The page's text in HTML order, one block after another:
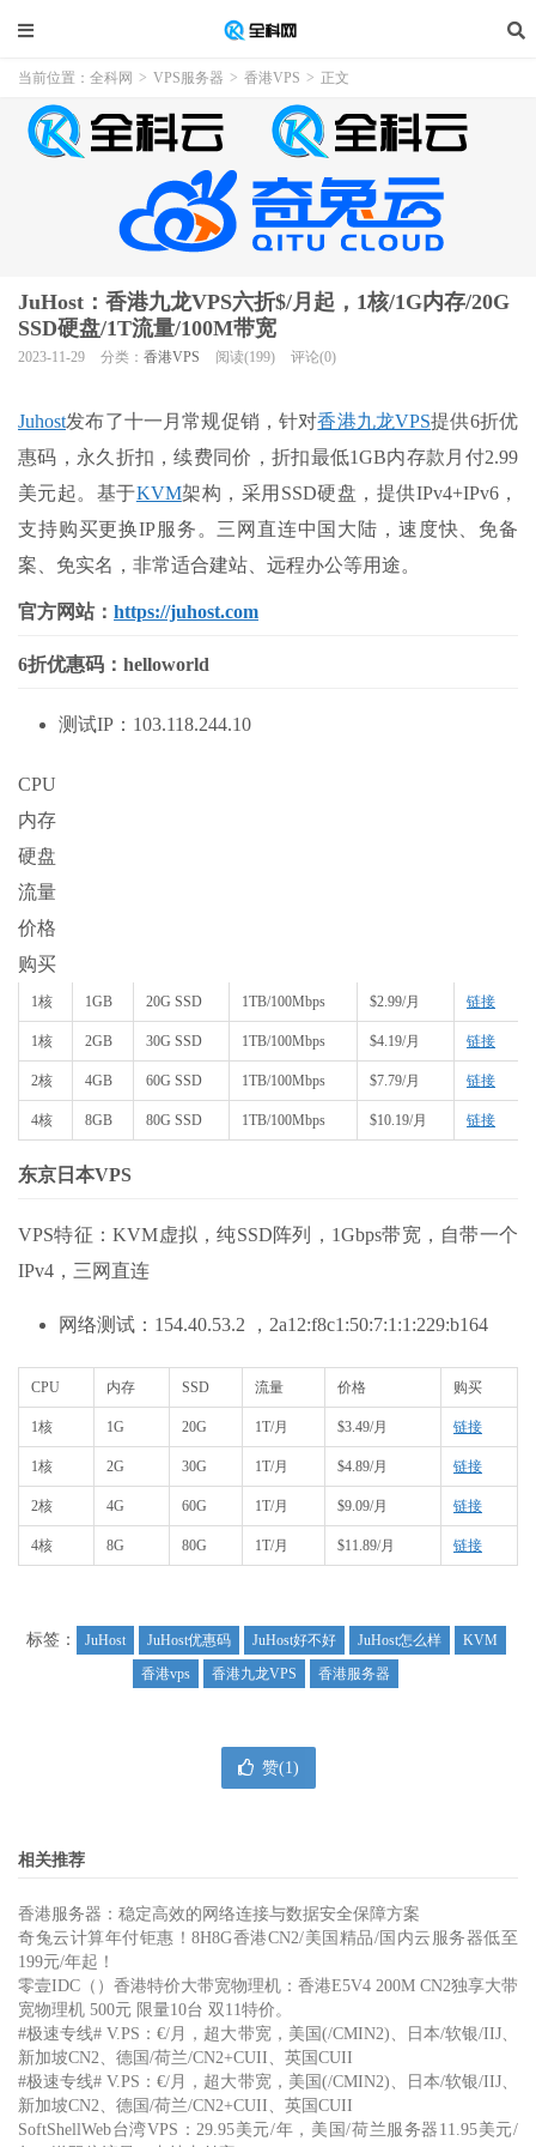
当前位置： 全科网 > VPS服务器 > 香港VPS > 正文
JuHost：香港九龙VPS六折$/月起，1核/1G内存/20G
SSD硬盘/1T流量/100M带宽
2023-11-29 分类： 香港VPS 阅读(199) 评论(0)
Juhost发布了十一月常规促销，针对香港九龙VPS提供6折优
惠码，永久折扣，续费同价，折扣最低1GB内存款月付2.99
美元起。基于KVM架构，采用SSD硬盘，提供IPv4+IPv6，
支持购买更换IP服务。三网直连中国大陆，速度快、免备
案、免实名，非常适合建站、远程办公等用途。
官方网站： https://juhost.com
6折优惠码：helloworld
测试IP：103.118.244.10
CPU
内存
硬盘
流量
价格
购买
1核 1GB 20G SSD 1TB/100Mbps $2.99/月 链接
1核 2GB 30G SSD 1TB/100Mbps $4.19/月 链接
2核 4GB 60G SSD 1TB/100Mbps $7.79/月 链接
4核 8GB 80G SSD 1TB/100Mbps $10.19/月 链接
东京日本VPS
VPS特征：KVM虚拟，纯SSD阵列，1Gbps带宽，自带一个
IPv4，三网直连
网络测试：154.40.53.2 ，2a12:f8c1:50:7:1:1:229:b164
CPU 内存 SSD 流量 价格 购买
1核 1G 20G 1T/月 $3.49/月 链接
1核 2G 30G 1T/月 $4.89/月 链接
2核 4G 60G 1T/月 $9.09/月 链接
4核 8G 80G 1T/月 $11.89/月 链接
标签： JuHost JuHost优惠码 JuHost好不好 JuHost怎么样
KVM
香港vps
香港九龙VPS 香港服务器
赞(1)
相关推荐
香港服务器：稳定高效的网络连接与数据安全保障方案
奇兔云计算年付钜惠！8H8G香港CN2/美国精品/国内云服务器低至
199元/年起！
零壹IDC（）香港特价大带宽物理机：香港E5V4 200M CN2独享大带
宽物理机 500元 限量10台 双11特价。
#极速专线# V.PS：€/月，超大带宽，美国(/CMIN2)、日本/软银/IIJ、
新加坡CN2、德国/荷兰/CN2+CUII、英国CUII
#极速专线# V.PS：€/月，超大带宽，美国(/CMIN2)、日本/软银/IIJ、
新加坡CN2、德国/荷兰/CN2+CUII、英国CUII
SoftShellWeb台湾VPS：29.95美元/年，美国/荷兰服务器11.95美元/